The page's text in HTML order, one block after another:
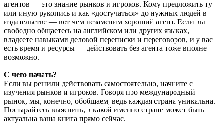
агентов — это знание рынков и игроков. Кому предложить ту
или иную рукопись и как «достучаться» до нужных людей в
издательстве — вот чем незаменим хороший агент. Если вы
свободно общаетесь на английском или других языках,
владеете навыками деловой переписки и переговоров, и у вас
есть время и ресурсы — действовать без агента тоже вполне
возможно.
С чего начать?
Если вы решили действовать самостоятельно, начните с
изучения рынков и игроков. Говоря про международный
рынок, мы, конечно, обобщаем, ведь каждая страна уникальна.
Постарайтесь выяснить, в какой именно стране может быть
актуальна ваша книга прямо сейчас.